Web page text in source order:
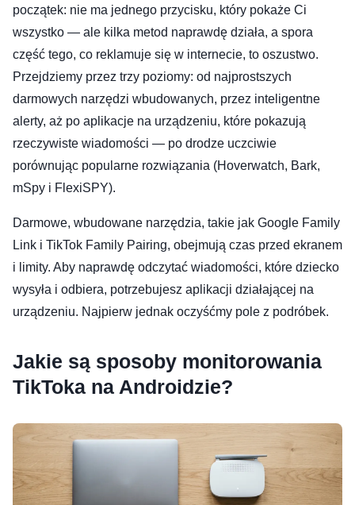
początek: nie ma jednego przycisku, który pokaże Ci
wszystko — ale kilka metod naprawdę działa, a spora
część tego, co reklamuje się w internecie, to oszustwo.
Przejdziemy przez trzy poziomy: od najprostszych
darmowych narzędzi wbudowanych, przez inteligentne
alerty, aż po aplikacje na urządzeniu, które pokazują
rzeczywiste wiadomości — po drodze uczciwie
porównując popularne rozwiązania (Hoverwatch, Bark,
mSpy i FlexiSPY).
Darmowe, wbudowane narzędzia, takie jak Google Family
Link i TikTok Family Pairing, obejmują czas przed ekranem
i limity. Aby naprawdę odczytać wiadomości, które dziecko
wysyła i odbiera, potrzebujesz aplikacji działającej na
urządzeniu. Najpierw jednak oczyśćmy pole z podróbek.
Jakie są sposoby monitorowania
TikToka na Androidzie?